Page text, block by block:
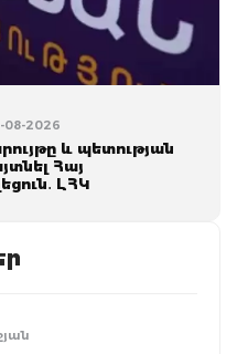
08-2026
և պետության
Հայ
ԼՀԿ